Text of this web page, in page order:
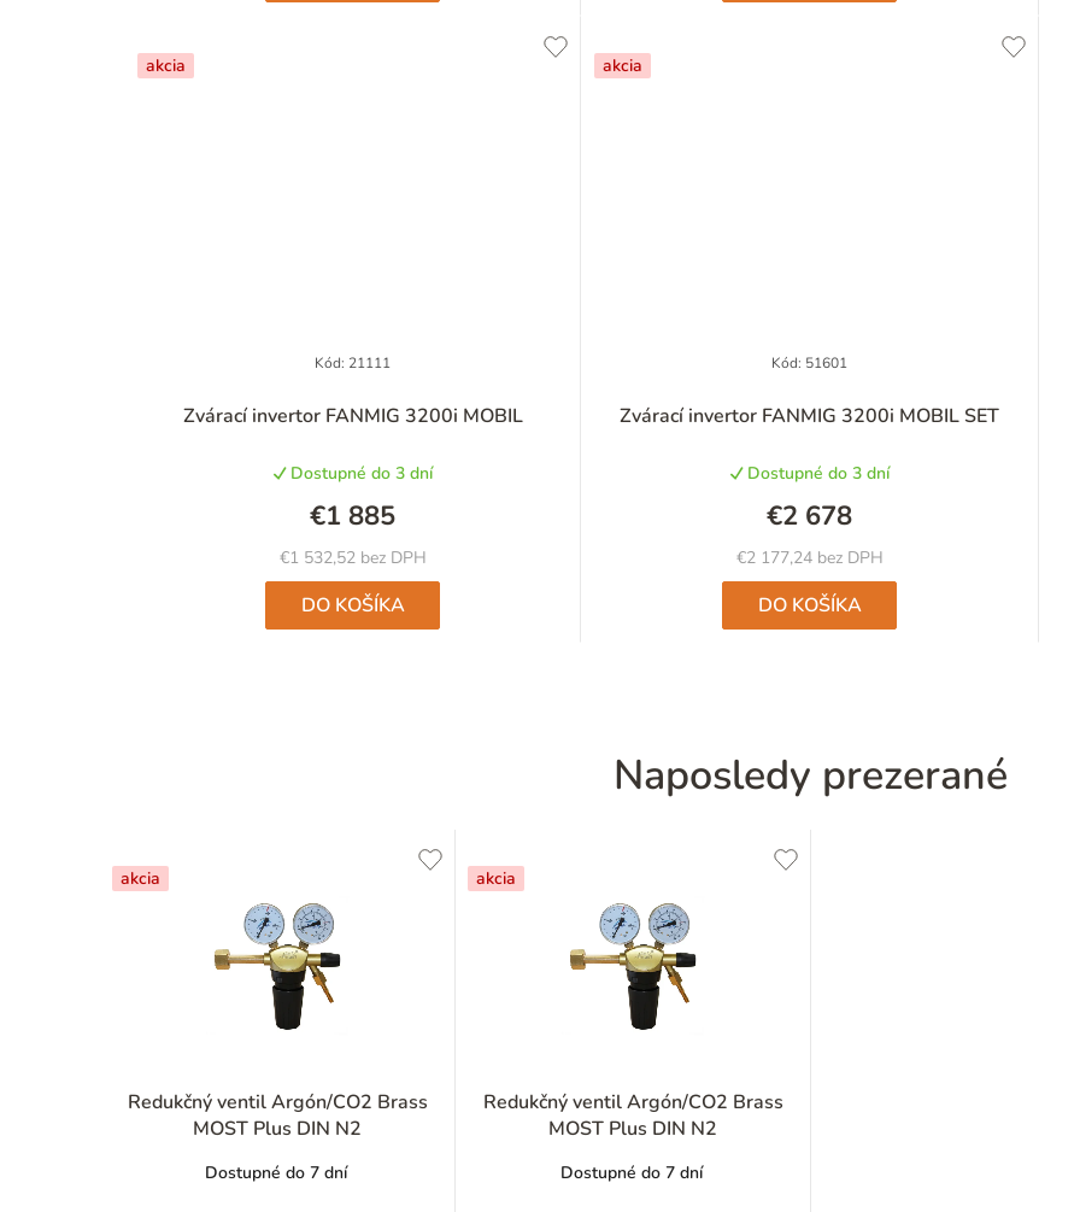
akcia
Zvárací invertor FANMIG 3200i MOBIL
Dostupné do 3 dní
€1 532,52 bez DPH
€1 885
DO KOŠÍKA
Kód: 21111
akcia
Zvárací invertor FANMIG 3200i MOBIL SET
Dostupné do 3 dní
€2 177,24 bez DPH
€2 678
DO KOŠÍKA
Kód: 51601
Naposledy prezerané
akcia
Redukčný ventil Argón/CO2 Brass
MOST Plus DIN N2
Dostupné do 7 dní
akcia
Redukčný ventil Argón/CO2 Brass
MOST Plus DIN N2
Dostupné do 7 dní